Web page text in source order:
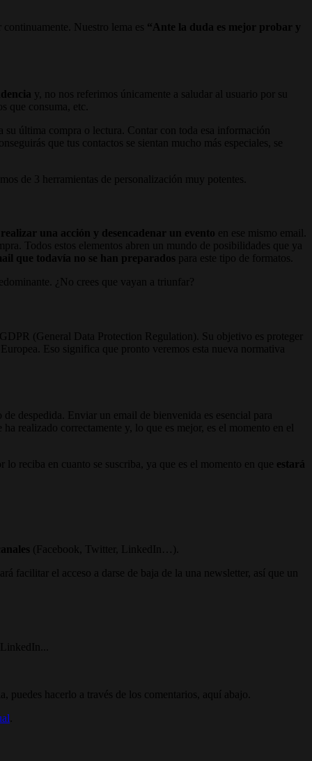
Nuestro lema es “Ante la duda es mejor probar y
y, no nos referimos únicamente a saludar al usuario por su
que consuma, etc.
última compra o lectura. Contar con toda esa información
que tus contactos se sientan mucho más especiales, se
de 3 herramientas de personalización muy potentes.
realizar una acción y desencadenar un evento en ese mismo email.
Todos estos elementos abren un mundo de posibilidades que ya
que todavía no se han preparados para este tipo de formatos.
¿No crees que vayan a triunfar?
(General Data Protection Regulation). Su objetivo es proteger
Eso significa que pronto veremos esta nueva normativa
despedida. Enviar un email de bienvenida es esencial para
realizado correctamente y, lo que es mejor, es el momento en el
reciba en cuanto se suscriba, ya que es el momento en que estará
(Facebook, Twitter, LinkedIn…).
facilitar el acceso a darse de baja de la una newsletter, así que un
puedes hacerlo a través de los comentarios, aquí abajo.